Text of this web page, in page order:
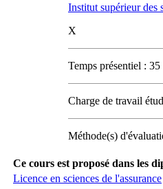
Institut supérieur des
X
Temps présentiel : 35
Charge de travail
Méthode(s)
Ce cours est proposé dans les
Licence en sciences de l'assurance